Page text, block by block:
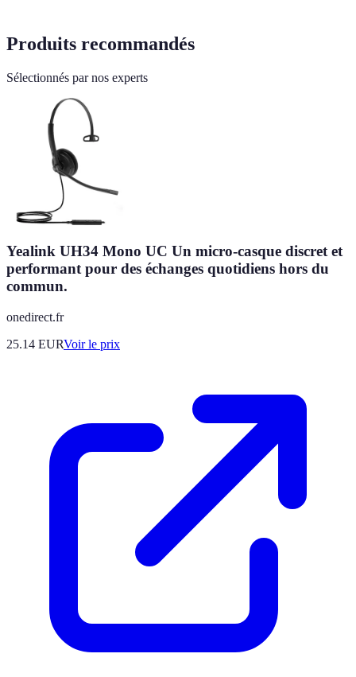
Produits recommandés
Sélectionnés par nos experts
Yealink UH34 Mono UC Un micro-casque discret et
performant pour des échanges quotidiens hors du
commun.
onedirect.fr
25.14 EURVoir le prix